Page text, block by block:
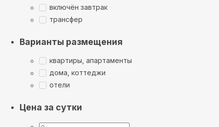
включён завтрак
трансфер
Варианты размещения
квартиры, апартаменты
дома, коттеджи
отели
Цена за сутки